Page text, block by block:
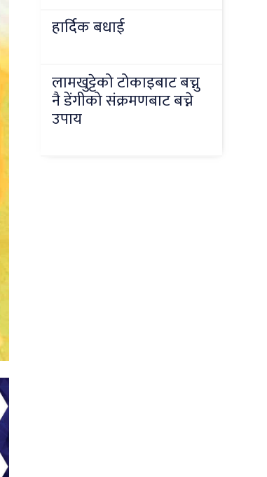
हार्दिक बधाई
लामखुट्टेको टोकाइबाट बच्नु
नै डेंगीको संक्रमणबाट बच्ने
उपाय